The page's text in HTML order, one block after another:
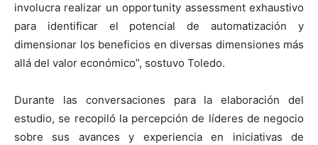
involucra realizar un opportunity assessment exhaustivo
para identificar el potencial de automatización y
dimensionar los beneficios en diversas dimensiones más
allá del valor económico”, sostuvo Toledo.
Durante las conversaciones para la elaboración del
estudio, se recopiló la percepción de líderes de negocio
sobre sus avances y experiencia en iniciativas de